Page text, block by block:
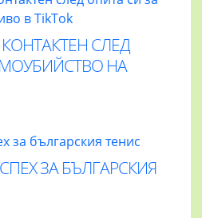
СЛЕД
НА
ЗА БЪЛГАРСКИЯ